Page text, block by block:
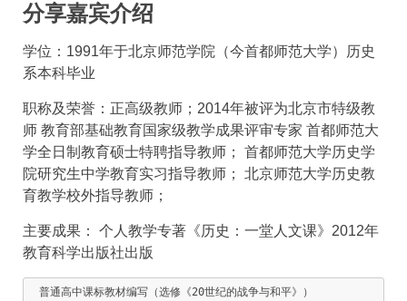
分享嘉宾介绍
学位：1991年于北京师范学院（今首都师范大学）历史
系本科毕业
职称及荣誉：正高级教师；2014年被评为北京市特级教
师 教育部基础教育国家级教学成果评审专家 首都师范大
学全日制教育硕士特聘指导教师； 首都师范大学历史学
院研究生中学教育实习指导教师； 北京师范大学历史教
育教学校外指导教师；
主要成果： 个人教学专著《历史：一堂人文课》2012年
教育科学出版社出版
普通高中课标教材编写（选修《20世纪的战争与和平》）